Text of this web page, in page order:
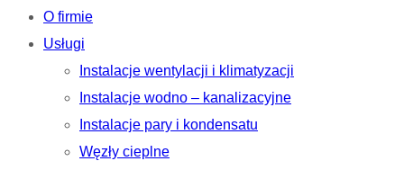
O firmie
Usługi
Instalacje wentylacji i klimatyzacji
Instalacje wodno – kanalizacyjne
Instalacje pary i kondensatu
Węzły cieplne